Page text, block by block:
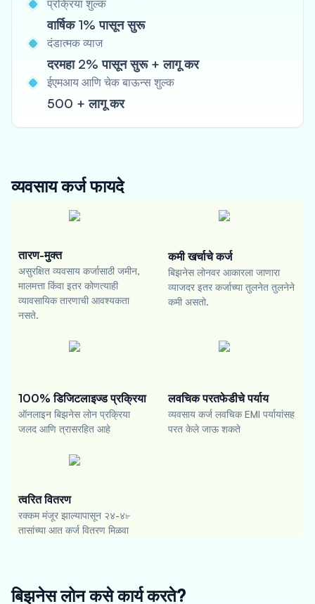
प्रक्रिया शुल्क
वार्षिक 1% पासून सुरू
दंडात्मक व्याज
दरमहा 2% पासून सुरू + लागू कर
ईएमआय आणि चेक बाऊन्स शुल्क
500 + लागू कर
व्यवसाय कर्जफायदे
तारण-मुक्त
असुरक्षित व्यवसाय कर्जासाठी जमीन,
मालमत्ता किंवा इतर कोणत्याही
व्यावसायिक तारणाची आवश्यकता
नसते.
कमी खर्चाचे कर्ज
बिझनेस लोनवर आकारला जाणारा
व्याजदर इतर कर्जाच्या तुलनेत तुलनेने
कमी असतो.
100% डिजिटलाइज्ड प्रक्रिया
ऑनलाइन बिझनेस लोन प्रक्रिया
जलद आणि त्रासरहित आहे
लवचिक परतफेडीचे पर्याय
व्यवसाय कर्ज लवचिक EMI पर्यायांसह
परत केले जाऊ शकते
त्वरित वितरण
रक्कम मंजूर झाल्यापासून २४-४৮
तासांच्या आत कर्ज वितरण मिळवा
बिझनेस लोन कसे कार्य करते?